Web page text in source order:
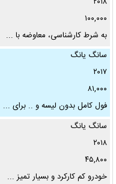
۱۰۰,۰۰۰
به شرط کارشناسی، معاوضه با ...
سانگ یانگ
۲۰۱۷
۸۱,۰۰۰
فول کامل بدون لیسه و ..‌ برای ...
سانگ یانگ
۲۰۱۸
۴۵,۸۰۰
خودرو کم کارکرد و بسیار تمیز ...